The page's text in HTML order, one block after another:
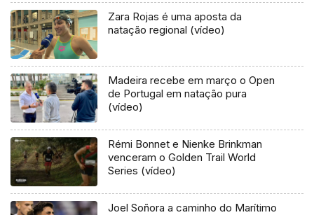
Zara Rojas é uma aposta da
natação regional (vídeo)
Madeira recebe em março o Open
de Portugal em natação pura
(vídeo)
Rémi Bonnet e Nienke Brinkman
venceram o Golden Trail World
Series (vídeo)
Joel Soñora a caminho do Marítimo